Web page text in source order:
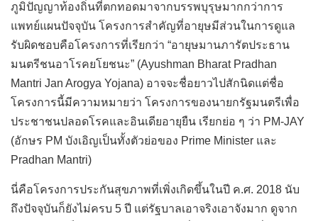
ภูมิปัญญาท้องถิ่นที่ตกทอดมาจากบรรพบุรุษมากกว่าการ
แพทย์แผนปัจจุบัน โครงการสำคัญที่อายุษมีส่วนในการดูแล
รับผิดชอบคือโครงการที่เรียกว่า “อายุษมานภารัตประธาน
มนตรีชนอาโรคยโยชนะ” (Ayushman Bharat Pradhan
Mantri Jan Arogya Yojana) อาจจะชื่อยาวไปสักนิดแต่ชื่อ
โครงการนี้มีความหมายว่า โครงการของนายกรัฐมนตรีเพื่อ
ประชาชนปลอดโรคและอินเดียอายุยืน เรียกย่อ ๆ ว่า PM-JAY
(อักษร PM บังเอิญเป็นทั้งตัวย่อของ Prime Minister และ
Pradhan Mantri)
นี่คือโครงการประกันสุขภาพที่เพิ่งเกิดขึ้นในปี ค.ศ. 2018 นับ
ถึงปัจจุบันก็ยังไม่ครบ 5 ปี แต่รัฐบาลเอาจริงเอาจังมาก ดูจาก